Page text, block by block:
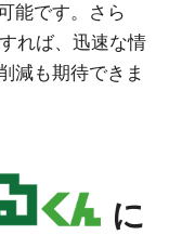
能です。さら
れば、迅速な情
減も期待できま
に